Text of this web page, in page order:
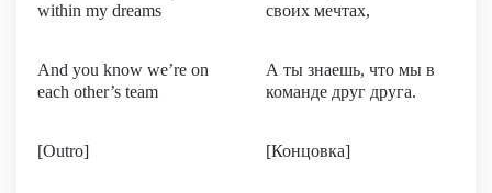
within my dreams
своих мечтах,
And you know we’re on
each other’s team
А ты знаешь, что мы в
команде друг друга.
[Outro] [Концовка]